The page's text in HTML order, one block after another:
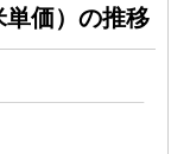
価）の推移